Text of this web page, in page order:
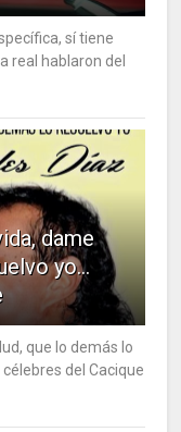
sí tiene
real hablaron del
dame
yo…
que lo demás lo
del Cacique